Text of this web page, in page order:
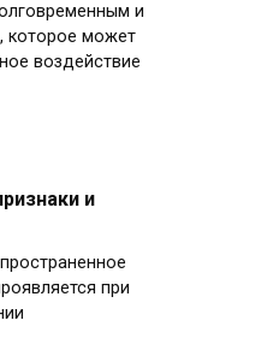
и
которое может
воздействие
и
при